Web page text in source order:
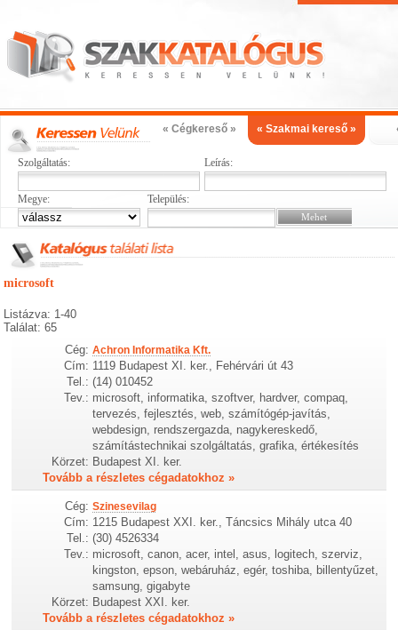
« Cégkereső » « Szakmai kereső »
Szolgáltatás: Leírás:
Megye: Település:
microsoft
Listázva: 1-40
Találat: 65
Cég: Achron Informatika Kft.
Cím: 1119 Budapest XI. ker., Fehérvári út 43
Tel.: (14) 010452
Tev.: microsoft, informatika, szoftver, hardver, compaq,
tervezés, fejlesztés, web, számítógép-javítás,
webdesign, rendszergazda, nagykereskedő,
számítástechnikai szolgáltatás, grafika, értékesítés
Körzet: Budapest XI. ker.
Tovább a részletes cégadatokhoz »
Cég: Szinesevilag
Cím: 1215 Budapest XXI. ker., Táncsics Mihály utca 40
Tel.: (30) 4526334
Tev.: microsoft, canon, acer, intel, asus, logitech, szerviz,
kingston, epson, webáruház, egér, toshiba, billentyűzet,
samsung, gigabyte
Körzet: Budapest XXI. ker.
Tovább a részletes cégadatokhoz »